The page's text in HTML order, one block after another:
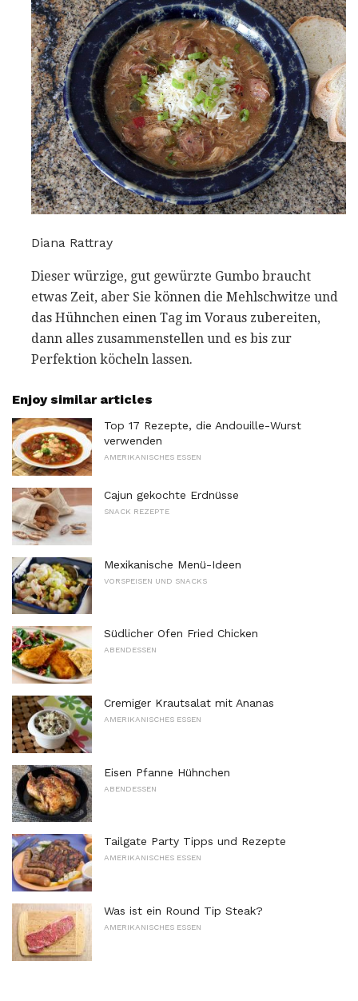
Diana Rattray
Dieser würzige, gut gewürzte Gumbo braucht
etwas Zeit, aber Sie können die Mehlschwitze und
das Hühnchen einen Tag im Voraus zubereiten,
dann alles zusammenstellen und es bis zur
Perfektion köcheln lassen.
Enjoy similar articles
Top 17 Rezepte, die Andouille-Wurst
verwenden
AMERIKANISCHES ESSEN
Cajun gekochte Erdnüsse
SNACK REZEPTE
Mexikanische Menü-Ideen
VORSPEISEN UND SNACKS
Südlicher Ofen Fried Chicken
ABENDESSEN
Cremiger Krautsalat mit Ananas
AMERIKANISCHES ESSEN
Eisen Pfanne Hühnchen
ABENDESSEN
Tailgate Party Tipps und Rezepte
AMERIKANISCHES ESSEN
Was ist ein Round Tip Steak?
AMERIKANISCHES ESSEN